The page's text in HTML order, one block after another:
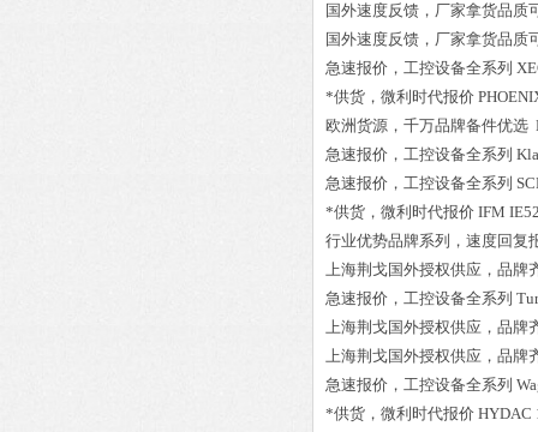
国外速度反馈，厂家拿货品质
国外速度反馈，厂家拿货品质
急速报价，工控设备全系列
*供货，微利时代报价
欧洲货源，千万品牌备件优选
急速报价，工控设备全系列
急速报价，工控设备全系列
*供货，微利时代报价 IFM
行业优势品牌系列，速度回复
上海荆戈国外授权供应，品牌
急速报价，工控设备全系列
上海荆戈国外授权供应，品牌
上海荆戈国外授权供应，品牌
急速报价，工控设备全系列
*供货，微利时代报价 HYDAC